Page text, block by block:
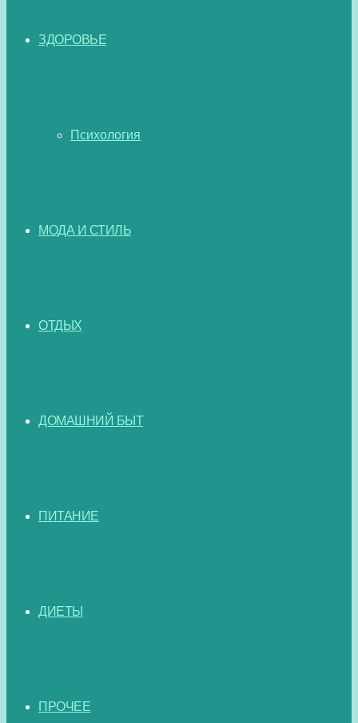
ЗДОРОВЬЕ
Психология
МОДА И СТИЛЬ
ОТДЫХ
ДОМАШНИЙ БЫТ
ПИТАНИЕ
ДИЕТЫ
ПРОЧЕЕ